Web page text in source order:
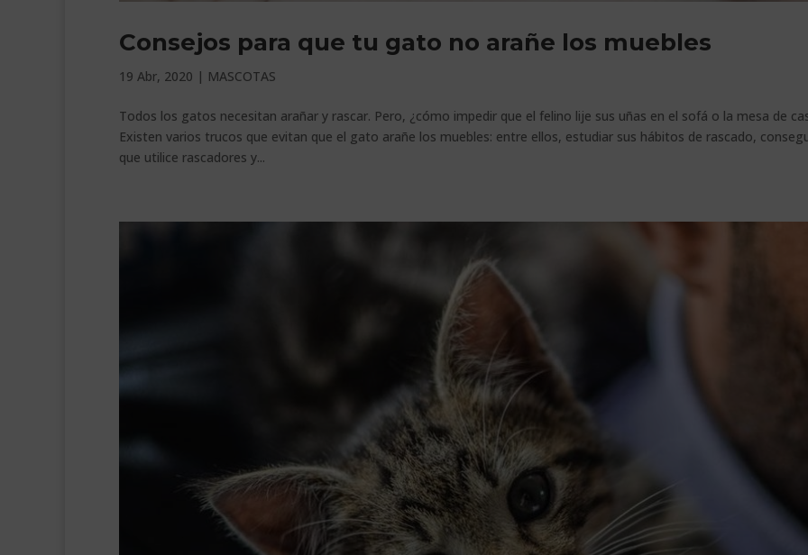
Consejos para que tu gato no arañe los muebles
19 Abr, 2020 | MASCOTAS
Todos los gatos necesitan arañar y rascar. Pero, ¿cómo impedir que el felino lije sus uñas en el sofá o la mesa de
Existen varios trucos que evitan que el gato arañe los muebles: entre ellos, estudiar sus hábitos de rascado,
que utilice rascadores y...